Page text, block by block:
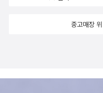
중고매장